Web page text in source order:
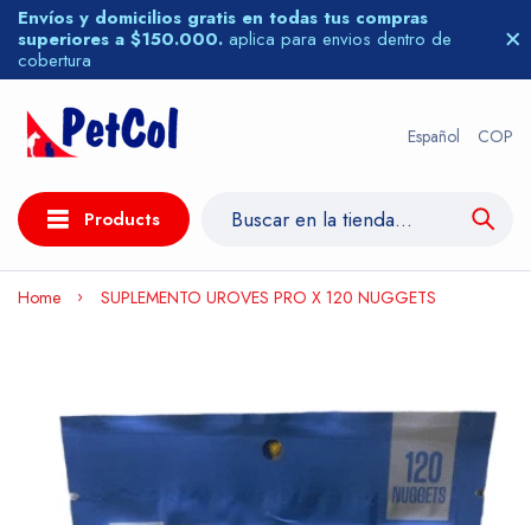
Envíos y domicilios gratis en todas tus compras
superiores a $150.000. aplica para envios dentro de
cobertura
Español COP
Products
Home SUPLEMENTO UROVES PRO X 120 NUGGETS